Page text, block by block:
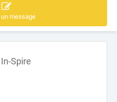
un message
Spire